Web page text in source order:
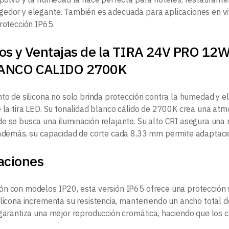
y elegante. También es adecuada para aplicaciones en
IP65.
y Ventajas de la TIRA 24V PRO
CALIDO 2700K
de silicona no solo brinda protección contra la humedad y
la tira LED. Su tonalidad blanco cálido de 2700K crea una
se busca una iluminación relajante. Su alto CRI asegura
su capacidad de corte cada 8,33 mm permite
con modelos IP20, esta versión IP65 ofrece una
incrementa su resistencia, manteniendo un ancho total
una mejor reproducción cromática, haciendo que